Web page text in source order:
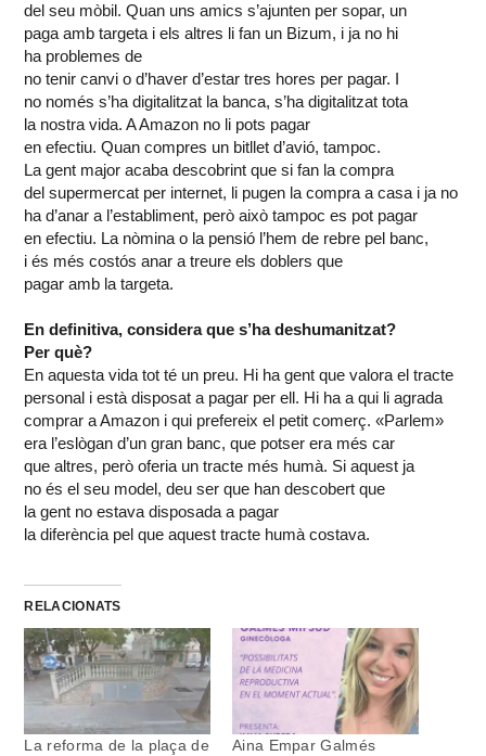
delseu mòbil.Quan uns amics s’ajunten per sopar, un
paga amb targeta iels altres li fan un Bizum, i ja no hi
ha problemes de
notenir canvi od’haver d’estar tres hores per pagar. I
no només s’ha digitalitzat la banca,s’ha digitalitzat tota
la nostra vida. A Amazon no li pots pagar
enefectiu.Quan compres un bitllet d’avió,tampoc.
Lagent major acabadescobrint que si fan la compra
delsupermercat per internet, li pugen la compra a casa i ja no
had’anar a l’establiment, però això tampoc es pot pagar
enefectiu. La nòmina o la pensió l’hem de rebre pel banc,
iés més costós anar atreure els doblers que
pagaramb latargeta.
En definitiva, considera ques’ha deshumanitzat?
Perquè?
Enaquesta vidatot té un preu. Hi hagent que valora el tracte
personal iestà disposat a pagar perell. Hi ha a qui li agrada
comprar a Amazon i qui prefereix el petit comerç. «Parlem»
era l’eslògan d’un gran banc, que potser era més car
quealtres, però oferia un tracte més humà. Siaquest ja
noés elseu model,deu ser que handescobert que
lagent noestava disposada a pagar
ladiferència pel queaquest tracte humà costava.
RELACIONATS
La reforma de la plaça de
Aina Empar Galmés